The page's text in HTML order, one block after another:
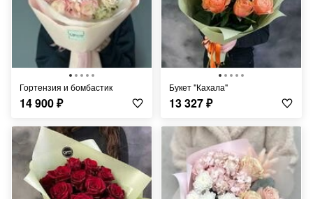
Гортензия и бомбастик
14 900₽
Букет "Кахала"
13 327₽